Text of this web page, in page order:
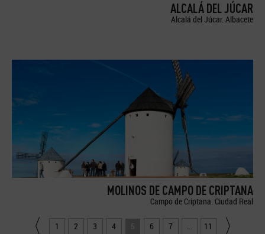
ALCALÁ DEL JÚCAR
Alcalá del Júcar. Albacete
MOLINOS DE CAMPO DE CRIPTANA
Campo de Criptana. Ciudad Real
1 2 3 4 5 6 7 ... 11